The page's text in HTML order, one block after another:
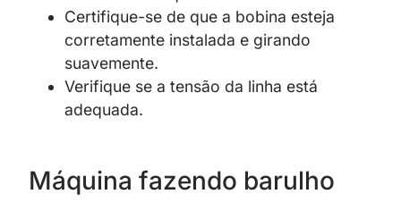
Certifique-se de que a bobina esteja
corretamente instalada e girando
suavemente.
Verifique se a tensão da linha está
adequada.
Máquina fazendo barulho